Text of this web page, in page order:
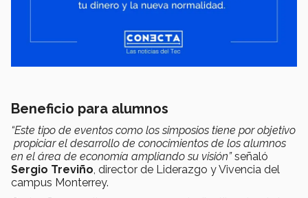
Beneficio para alumnos
“Este tipo de eventos como los simposios tiene por objetivo
propiciar el desarrollo de conocimientos de los alumnos
en el área de economía ampliando su visión”señaló
Sergio Treviño, director de Liderazgo y Vivencia del
campus Monterrey.